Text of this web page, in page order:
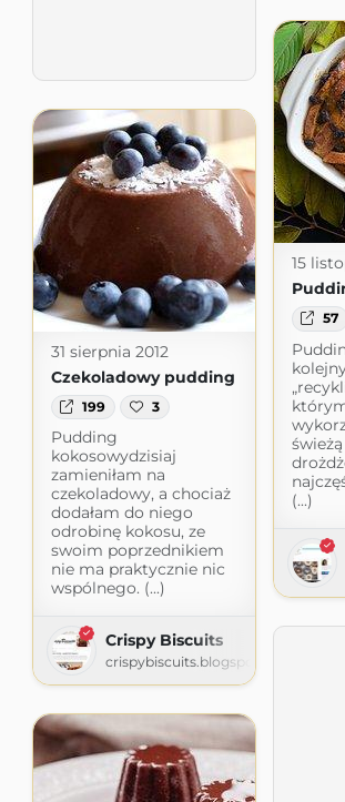
15
57
(...)
31 sierpnia 2012
Czekoladowy pudding
199 3
Pudding
kokosowydzisiaj
zamieniłam na
czekoladowy, a chociaż
dodałam do niego
odrobinę kokosu, ze
swoim poprzednikiem
nie ma praktycznie nic
wspólnego. (...)
Crispy Biscuits
crispybiscuits.blogspot.com